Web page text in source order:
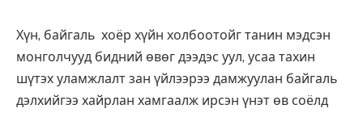
Хүн, байгаль хоёр хүйн холбоотойг танин мэдсэн
монголчууд бидний өвөг дээдэс уул, усаа тахин
шүтэх уламжлалт зан үйлээрээ дамжуулан байгаль
дэлхийгээ хайрлан хамгаалж ирсэн үнэт өв соёлд